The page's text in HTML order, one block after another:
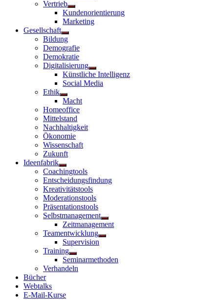
Vertrieb
Untermenü
anzeigen
Kundenorientierung
Marketing
Gesellschaft
Untermenü
anzeigen
Bildung
Demografie
Demokratie
Digitalisierung
Untermenü
anzeigen
Künstliche Intelligenz
Social Media
Ethik
Untermenü
anzeigen
Macht
Homeoffice
Mittelstand
Nachhaltigkeit
Ökonomie
Wissenschaft
Zukunft
Ideenfabrik
Untermenü
anzeigen
Coachingtools
Entscheidungsfindung
Kreativitätstools
Moderationstools
Präsentationstools
Selbstmanagement
Untermenü
anzeigen
Zeitmanagement
Teamentwicklung
Untermenü
Supervision
Training
Untermenü
anzeigen
Seminarmethoden
Verhandeln
Bücher
Webtalks
E-Mail-Kurse